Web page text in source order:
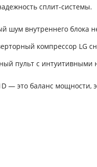
сплит-системы.
шум внутреннего блока
компрессор LG
пульт с интуитивными
— это баланс